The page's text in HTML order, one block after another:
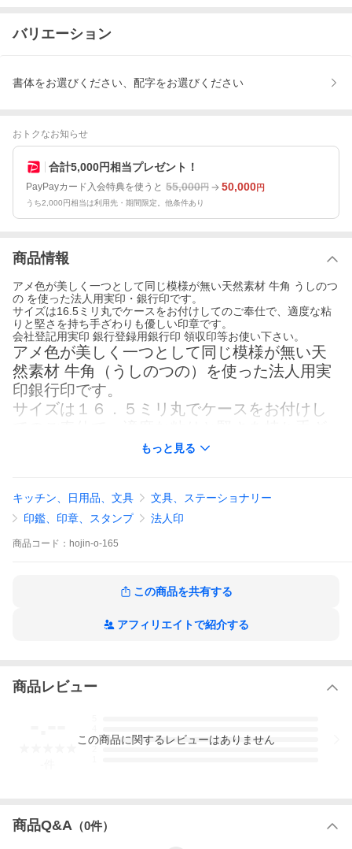
バリエーション
書体をお選びください、配字をお選びください
おトクなお知らせ
合計5,000円相当プレゼント！
PayPayカード入会特典を使うと 55,000円 50,000円
うち2,000円相当は利用先・期間限定。他条件あり
商品情報
アメ色が美しく一つとして同じ模様が無い天然素材 牛角 うしのつ
の を使った法人用実印・銀行印です。
サイズは16.5ミリ丸でケースをお付けしてのご奉仕で、適度な粘
りと堅さを持ち手ざわりも優しい印章です。
会社登記用実印 銀行登録用銀行印 領収印等お使い下さい。
アメ色が美しく一つとして同じ模様が無い天
然素材 牛角（うしのつの）を使った法人用実
印銀行印です。
サイズは１６．５ミリ丸でケースをお付けし
わりも優しい印章です。
書体別に材料を設定させていただいておりま
す。
もっと見る
キッチン、日用品、文具
文具、ステーショナリー
印鑑、印章、スタンプ
法人印
商品 コード： hojin-o-165
この商品を共有する
アフィリエイトで紹介する
商品レビュー
3
この商品に関するレビューはありません
商品Q&A （0件）